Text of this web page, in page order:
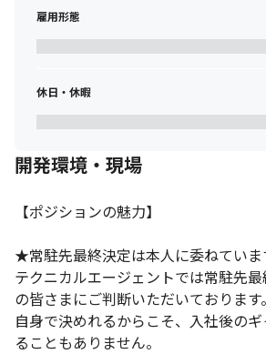
雇用形態
休日・休暇
開発環境・現場
【ポジションの魅力】
★常駐先最終決定は本人に委ねていま
テクニカルエージェントでは常駐先
の皆さまにご判断いただいております。
自身で決めれるからこそ、入社後の
ることもありません。